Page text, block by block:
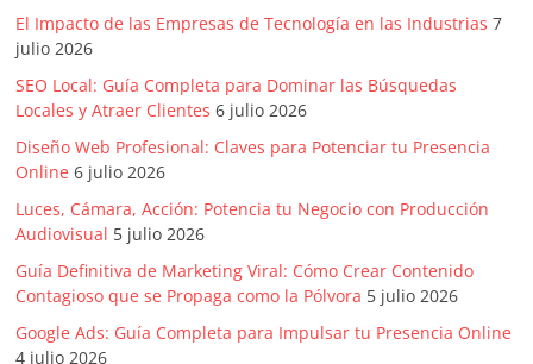
LATAM
|
Bitácora
social
de
Mercadeo
Interactivo,
Medios,
Publicidad,
Marketing,
Publicitarias,
El Impacto de las Empresas de Tecnología en las Industrias 7
julio 2026
SEO Local: Guía Completa para Dominar las Búsquedas
Locales y Atraer Clientes 6 julio 2026
Diseño Web Profesional: Claves para Potenciar tu Presencia
Online 6 julio 2026
Luces, Cámara, Acción: Potencia tu Negocio con Producción
Audiovisual 5 julio 2026
Guía Definitiva de Marketing Viral: Cómo Crear Contenido
Contagioso que se Propaga como la Pólvora 5 julio 2026
Google Ads: Guía Completa para Impulsar tu Presencia Online
4 julio 2026